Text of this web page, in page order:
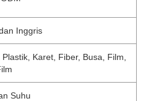
Inggris
Plastik, Karet, Fiber, Busa, Film,
Suhu